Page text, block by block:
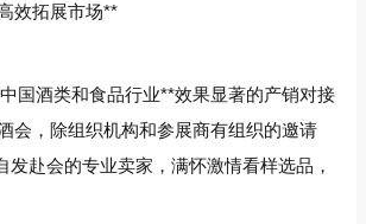
效拓展市场**
国酒类和食品行业**效果显著的产销对接
会，除组织机构和参展商有组织的邀请
发赴会的专业卖家，满怀激情看样选品，